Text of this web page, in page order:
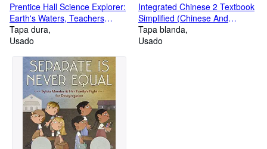
Prentice Hall Science Explorer:
Earth's Waters, Teachers
Edition ; 9780133668483 ;
0133668487
Tapa dura
Usado
Integrated Chinese 2 Textbook
Simplified (Chinese And
English Edition) ;
9781622911417 ; 1622911415
Tapa blanda
Usado